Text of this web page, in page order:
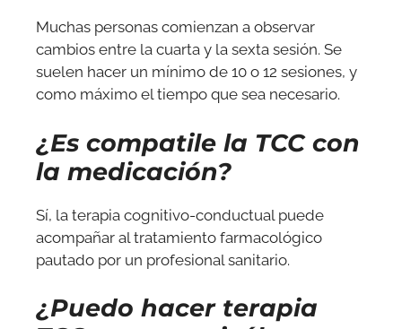
Muchas personas comienzan a observar
cambios entre la cuarta y la sexta sesión. Se
suelen hacer un mínimo de 10 o 12 sesiones, y
como máximo el tiempo que sea necesario.
¿Es compatile la TCC con
la medicación?
Sí, la terapia cognitivo-conductual puede
acompañar al tratamiento farmacológico
pautado por un profesional sanitario.
¿Puedo hacer terapia